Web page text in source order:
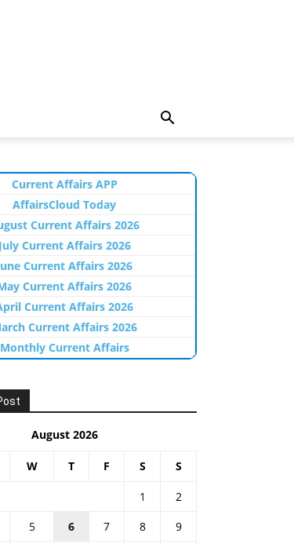
Current Affairs APP
AffairsCloud Today
Current Affairs 2026
July Current Affairs 2026
Current Affairs 2026
Current Affairs 2026
Current Affairs 2026
Current Affairs 2026
Monthly Current Affairs
August 2026
W T F S S
1
2
5 6 7 8
9